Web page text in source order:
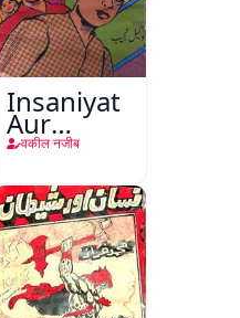
Insaniyat
Aur
Darindagi
वकील नजीब